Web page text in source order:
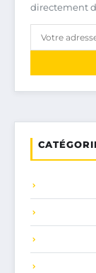
directement